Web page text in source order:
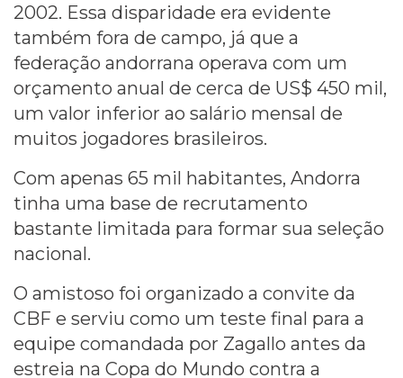
2002. Essa disparidade era evidente
também fora de campo, já que a
federação andorrana operava com um
orçamento anual de cerca de US$ 450 mil,
um valor inferior ao salário mensal de
muitos jogadores brasileiros.
Com apenas 65 mil habitantes, Andorra
tinha uma base de recrutamento
bastante limitada para formar sua seleção
nacional.
O amistoso foi organizado a convite da
CBF e serviu como um teste final para a
equipe comandada por Zagallo antes da
estreia na Copa do Mundo contra a